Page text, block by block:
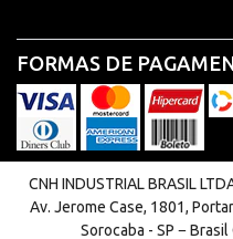
FORMAS DE
CNH INDUSTRIAL BRASIL
Av. Jerome Case, 1801,
Sorocaba - SP −